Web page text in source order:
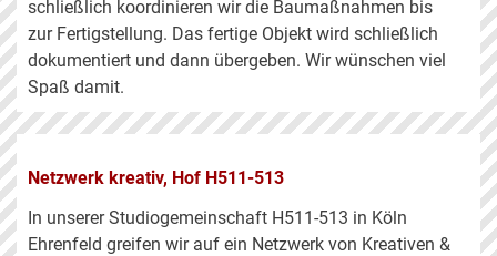
schließlich koordinieren wir die Baumaßnahmen bis
zur Fertigstellung. Das fertige Objekt wird schließlich
dokumentiert und dann übergeben. Wir wünschen viel
Spaß damit.
Netzwerk kreativ, Hof H511-513
In unserer Studiogemeinschaft H511-513 in Köln
Ehrenfeld greifen wir auf ein Netzwerk von Kreativen &